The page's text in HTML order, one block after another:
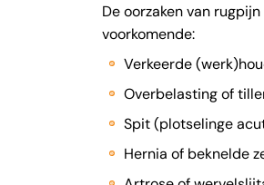
De oorzaken van
voorkomende:
Verkeerde
Overbelasting of
Spit (plotselinge
Hernia of beknelde